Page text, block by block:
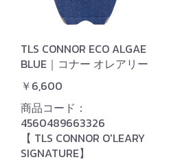
TLS CONNOR ECO ALGAE
BLUE｜コナー オレアリー
￥6,600
商品コード：
4560489663326
【 TLS CONNOR O'LEARY
SIGNATURE】